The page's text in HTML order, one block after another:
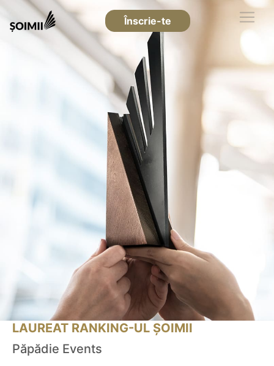
Înscrie-te
LAUREAT RANKING-UL ȘOIMII
Păpădie Events